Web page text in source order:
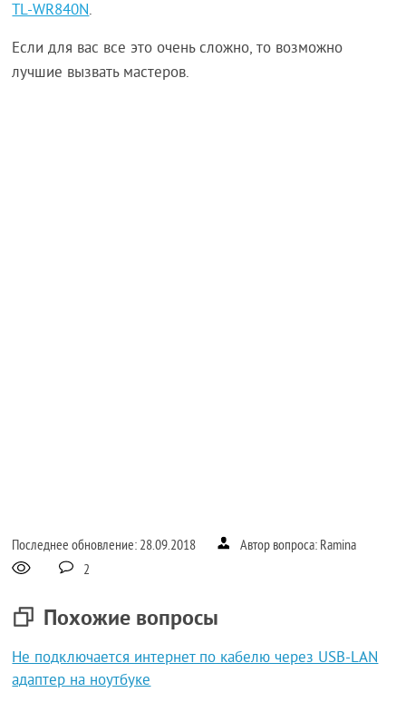
TL-WR840N.
Если для вас все это очень сложно, то возможно
лучшие вызвать мастеров.
Последнее обновление: 28.09.2018
Автор вопроса: Ramina
2
Похожие вопросы
Не подключается интернет по кабелю через USB-LAN
адаптер на ноутбуке